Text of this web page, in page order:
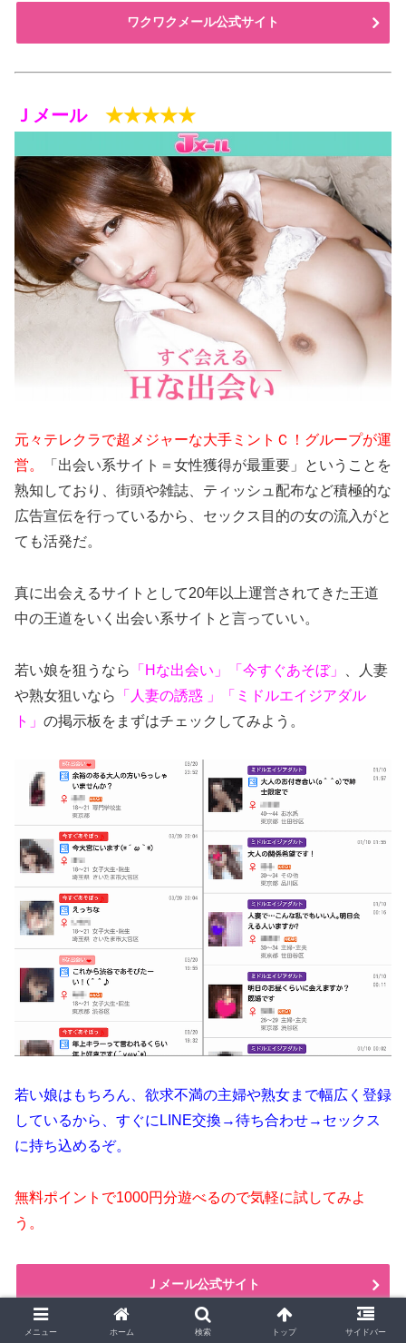
ワクワクメール公式サイト
Ｊメール ★★★★★
元々テレクラで超メジャーな大手ミントＣ！グループが運
営。
「出会い系サイト＝女性獲得が最重要」ということを
熟知しており、街頭や雑誌、ティッシュ配布など積極的な
広告宣伝を行っているから、セックス目的の女の流入がと
ても活発だ。
真に出会えるサイトとして20年以上運営されてきた王道
中の王道をいく出会い系サイトと言っていい。
若い娘を狙うなら 「Hな出会い」「今すぐあそぼ」
、人妻
や熟女狙いなら
「人妻の誘惑 」「ミドルエイジアダル
ト」 の掲示板をまずはチェックしてみよう。
若い娘はもちろん、欲求不満の主婦や熟女まで幅広く登録
しているから、すぐにLINE交換→待ち合わせ→セックス
に持ち込めるぞ。
無料ポイントで1000円分遊べるので気軽に試してみよ
う。
Ｊメール公式サイト
メニュー ホーム 検索 トップ サイドバー